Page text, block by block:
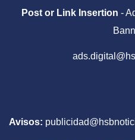
Post or Link Insertion -
Avisos: